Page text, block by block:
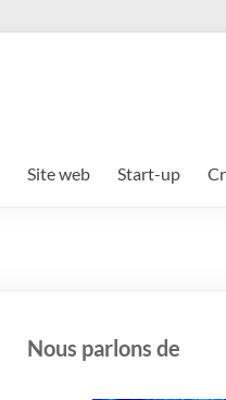
Site web Start-up
Nous parlons de